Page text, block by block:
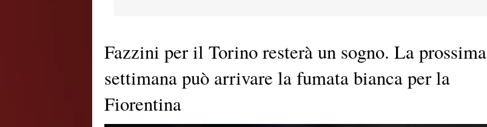
Fazzini per il Torino resterà un sogno. La prossima
settimana può arrivare la fumata bianca per la
Fiorentina